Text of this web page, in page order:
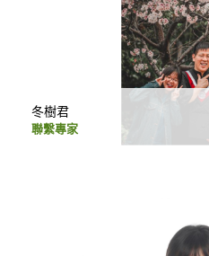
冬樹君
聯繫專家